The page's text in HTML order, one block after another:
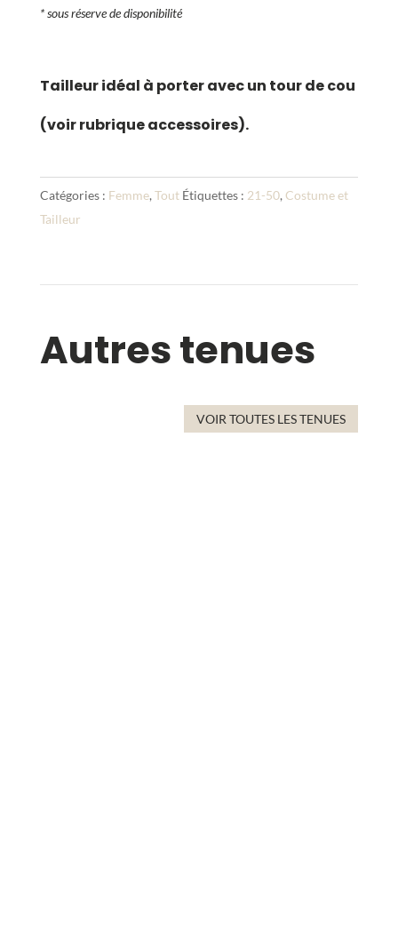
* sous réserve de disponibilité
Tailleur idéal à porter avec un tour de cou
(voir rubrique accessoires).
Catégories : Femme, Tout Étiquettes : 21-50, Costume et
Tailleur
Autres tenues
VOIR TOUTES LES TENUES